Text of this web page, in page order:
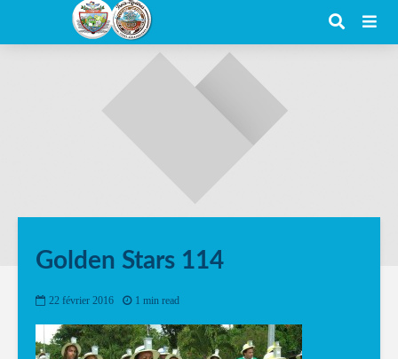
Golden Stars 114
22 février 2016 1 min read